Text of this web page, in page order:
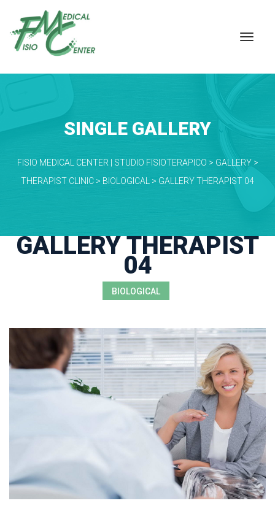
SINGLE GALLERY
FISIO MEDICAL CENTER | STUDIO FISIOTERAPICO > GALLERY >
THERAPIST CLINIC > BIOLOGICAL > GALLERY THERAPIST 04
GALLERY THERAPIST
04
BIOLOGICAL